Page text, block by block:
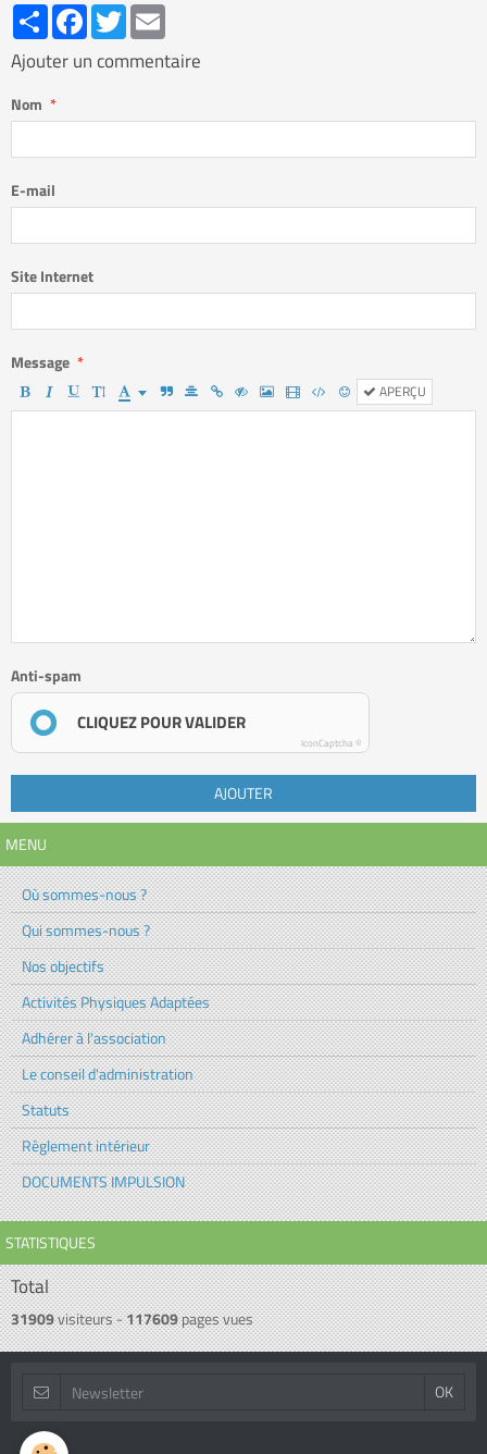
PartagerFacebookTwitter
Ajouter un commentaire
Nom
E-mail
Site Internet
Message
APERÇU
Anti-spam
CLIQUEZ POUR VALIDER
IconCaptcha ©
AJOUTER
MENU
Où sommes-nous ?
Qui sommes-nous ?
Nos objectifs
Activités Physiques Adaptées
Adhérer à l'association
Le conseil d'administration
Statuts
Règlement intérieur
DOCUMENTS IMPULSION
STATISTIQUES
Total
31909visiteurs -117609pages vues